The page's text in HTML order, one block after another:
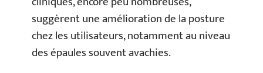
suggèrent une amélioration de la posture
chez les utilisateurs, notamment au niveau
des épaules souvent avachies.